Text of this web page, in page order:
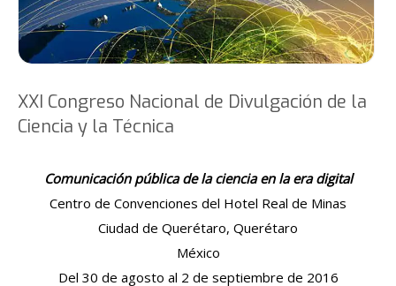
XXI Congreso Nacional de Divulgación de la
Ciencia y la Técnica
Comunicación pública de la ciencia en la era digital
Centro de Convenciones del Hotel Real de Minas
Ciudad de Querétaro, Querétaro
México
Del 30 de agosto al 2 de septiembre de 2016